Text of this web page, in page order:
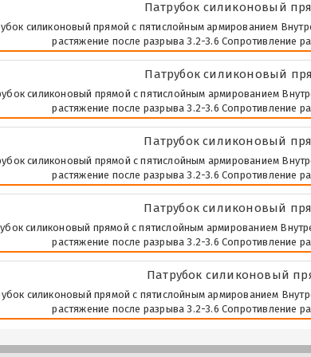
Патрубок силиконовый
силиконовый прямой с пятислойным армированием
растяжение после разрыва 3.2-3.6 Сопротивление
Патрубок силиконовый
силиконовый прямой с пятислойным армированием
растяжение после разрыва 3.2-3.6 Сопротивление
Патрубок силиконовый
силиконовый прямой с пятислойным армированием
растяжение после разрыва 3.2-3.6 Сопротивление
Патрубок силиконовый
силиконовый прямой с пятислойным армированием
растяжение после разрыва 3.2-3.6 Сопротивление
Патрубок силиконовый
силиконовый прямой с пятислойным армированием
растяжение после разрыва 3.2-3.6 Сопротивление